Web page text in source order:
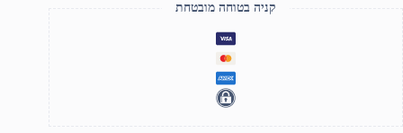
קניה בטוחה מובטחת